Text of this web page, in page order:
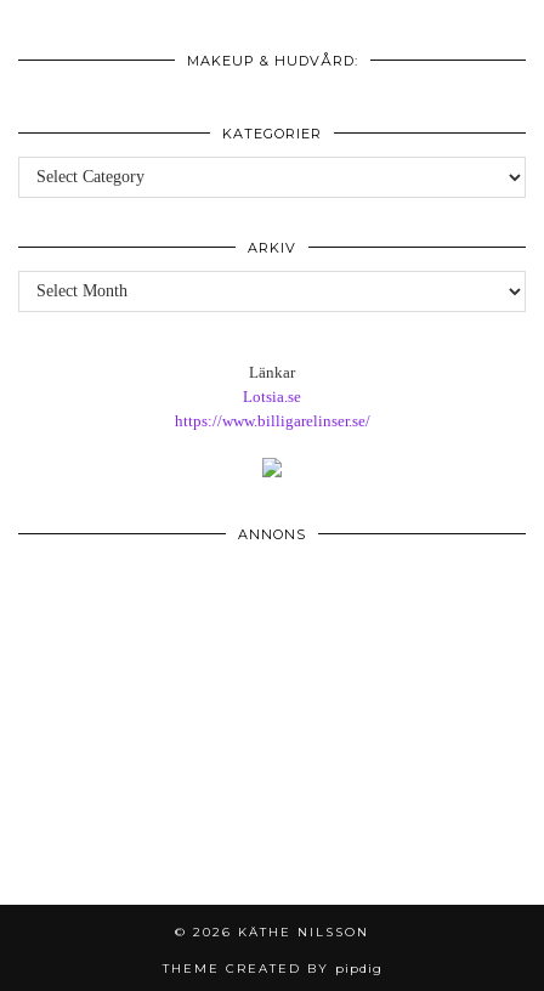
MAKEUP & HUDVÅRD:
KATEGORIER
Kategorier
ARKIV
Arkiv
Länkar
Lotsia.se
https://www.billigarelinser.se/
ANNONS
© 2026 KÄTHE NILSSON
THEME CREATED BY pipdig